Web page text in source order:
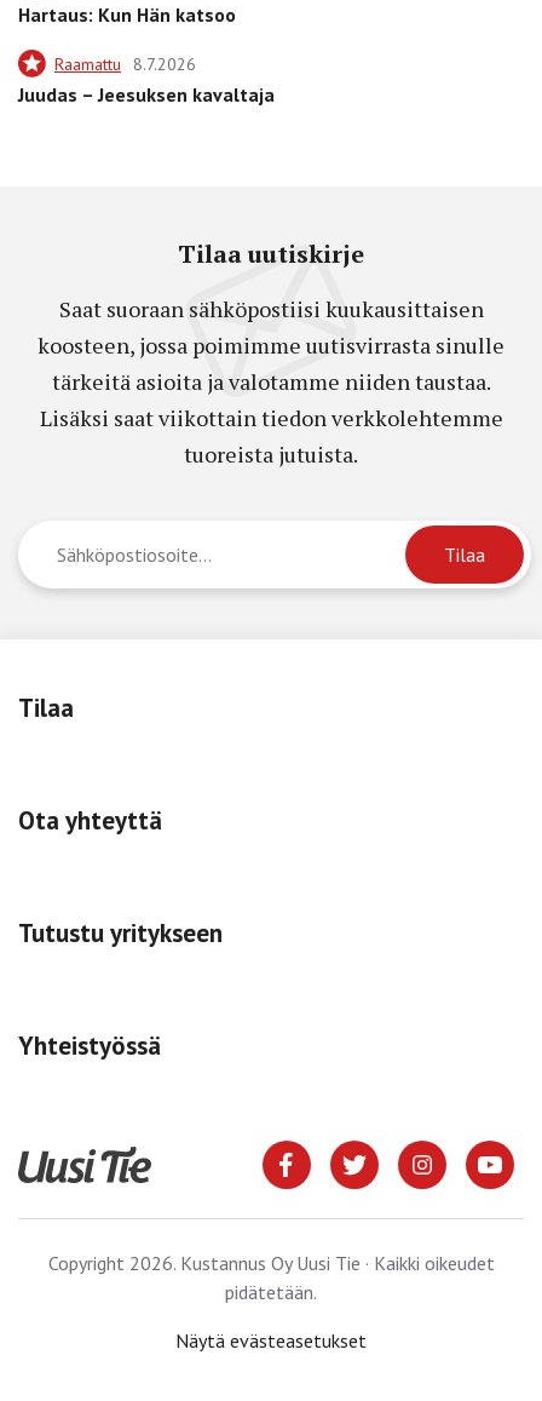
Hartaus: Kun Hän katsoo
Raamattu 8.7.2026
Juudas – Jeesuksen kavaltaja
Tilaa uutiskirje
Saat suoraan sähköpostiisi kuukausittaisen
koosteen, jossa poimimme uutisvirrasta sinulle
tärkeitä asioita ja valotamme niiden taustaa.
Lisäksi saat viikottain tiedon verkkolehtemme
tuoreista jutuista.
Tilaa
Ota yhteyttä
Tutustu yritykseen
Yhteistyössä
Copyright 2026. Kustannus Oy Uusi Tie · Kaikki oikeudet
pidätetään.
Näytä evästeasetukset